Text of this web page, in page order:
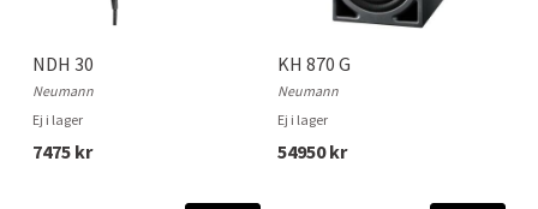
NDH 30
Neumann
Ej i lager
7475 kr
KH 870 G
Neumann
Ej i lager
54950 kr